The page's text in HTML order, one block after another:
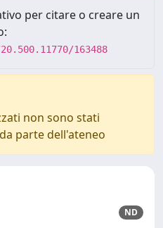
per citare o creare un
163488
non sono stati
parte dell'ateneo
ND